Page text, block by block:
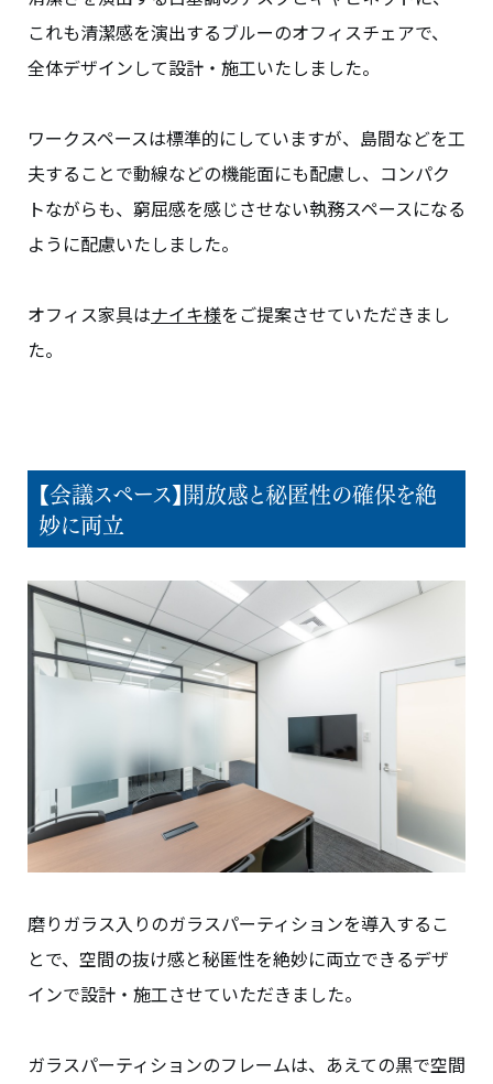
これも清潔感を演出するブルーのオフィスチェアで、
全体デザインして設計・施工いたしました。
ワークスペースは標準的にしていますが、島間などを工
夫することで動線などの機能面にも配慮し、コンパク
トながらも、窮屈感を感じさせない執務スペースになる
ように配慮いたしました。
オフィス家具はナイキ様をご提案させていただきまし
た。
【会議スペース】開放感と秘匿性の確保を絶
妙に両立
磨りガラス入りのガラスパーティションを導入するこ
とで、空間の抜け感と秘匿性を絶妙に両立できるデザ
インで設計・施工させていただきました。
ガラスパーティションのフレームは、あえての黒で空間